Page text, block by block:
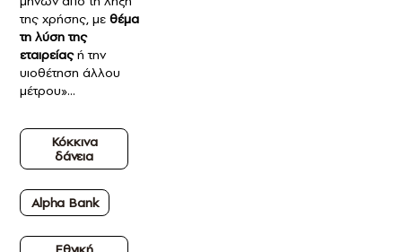
της χρήσης, με θέμα
τη λύση της
εταιρείαςή την
υιοθέτηση άλλου
μέτρου»…
Κόκκινα
δάνεια
Alpha Bank